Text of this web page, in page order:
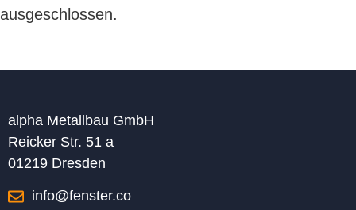
ausgeschlossen.
alpha Metallbau GmbH
Reicker Str. 51 a
01219 Dresden
info@fenster.co